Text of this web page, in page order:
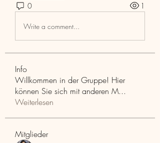
0 1
Write a comment...
Info
Willkommen in der Gruppe! Hier
können Sie sich mit anderen M...
Weiterlesen
Mitglieder